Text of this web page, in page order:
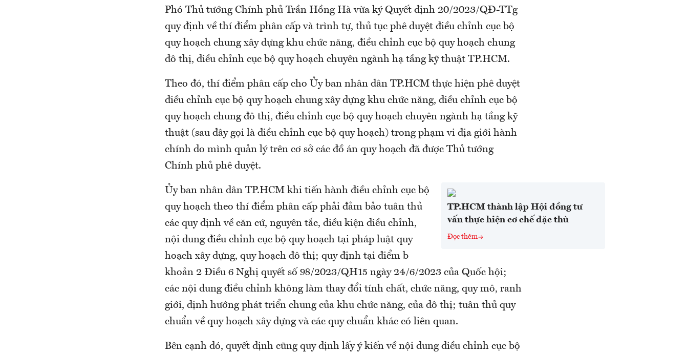
Phó Thủ tướng Chính phủ Trần Hồng Hà vừa ký Quyết định 20/2023/QĐ-TTg
quy định về thí điểm phân cấp và trình tự, thủ tục phê duyệt điều chỉnh cục bộ
quy hoạch chung xây dựng khu chức năng, điều chỉnh cục bộ quy hoạch chung
đô thị, điều chỉnh cục bộ quy hoạch chuyên ngành hạ tầng kỹ thuật TP.HCM.
Theo đó, thí điểm phân cấp cho Ủy ban nhân dân TP.HCM thực hiện phê duyệt
điều chỉnh cục bộ quy hoạch chung xây dựng khu chức năng, điều chỉnh cục bộ
quy hoạch chung đô thị, điều chỉnh cục bộ quy hoạch chuyên ngành hạ tầng kỹ
thuật (sau đây gọi là điều chỉnh cục bộ quy hoạch) trong phạm vi địa giới hành
chính do mình quản lý trên cơ sở các đồ án quy hoạch đã được Thủ tướng
Chính phủ phê duyệt.
TP.HCM thành lập Hội đồng tư
vấn thực hiện cơ chế đặc thù
Đọc thêm
Ủy ban nhân dân TP.HCM khi tiến hành điều chỉnh cục bộ
quy hoạch theo thí điểm phân cấp phải đảm bảo tuân thủ
các quy định về căn cứ, nguyên tắc, điều kiện điều chỉnh,
nội dung điều chỉnh cục bộ quy hoạch tại pháp luật quy
hoạch xây dựng, quy hoạch đô thị; quy định tại điểm b
khoản 2 Điều 6 Nghị quyết số 98/2023/QH15 ngày 24/6/2023 của Quốc hội;
các nội dung điều chỉnh không làm thay đổi tính chất, chức năng, quy mô, ranh
giới, định hướng phát triển chung của khu chức năng, của đô thị; tuân thủ quy
chuẩn về quy hoạch xây dựng và các quy chuẩn khác có liên quan.
Bên cạnh đó, quyết định cũng quy định lấy ý kiến về nội dung điều chỉnh cục bộ